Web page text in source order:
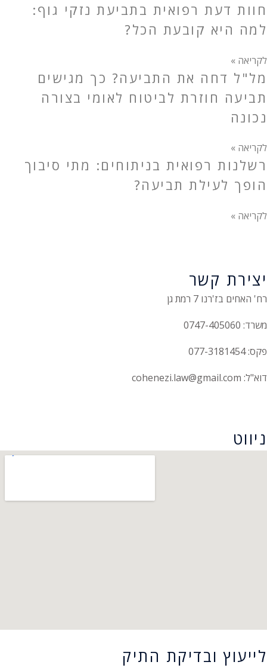
חוות דעת רפואית בתביעת נזקי גוף:
למה היא קובעת הכל?
לקריאה »
מל"ל דחה את התביעה? כך מגישים
תביעה חוזרת לביטוח לאומי בצורה
נכונה
לקריאה »
רשלנות רפואית בניתוחים: מתי סיבוך
הופך לעילת תביעה?
לקריאה »
יצירת קשר
רח' האחים בז'רנו 7 רמת גן
משרד: 0747-405060
פקס: 077-3181454
דוא"ל: cohenezi.law@gmail.com
ניווט
לייעוץ ובדיקת התיק